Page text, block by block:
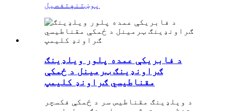
پوښتنهتفصیل
د فابریکې عمده پلور ویلډینګ
ګراونډینګ ټرمینل د ځمکې
مقناطیسي ګراونډ کلیمپ
د ویلډینګ مقناطیس سر د ځمکې فکسچر